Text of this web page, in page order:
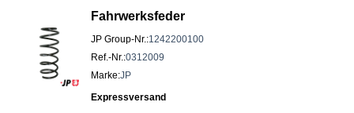
Fahrwerksfeder
JP Group-Nr.:1242200100
Ref.-Nr.:0312009
Marke:JP
Expressversand